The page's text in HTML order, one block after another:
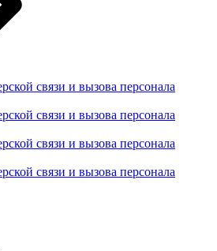
связи и вызова персонала
связи и вызова персонала
связи и вызова персонала
связи и вызова персонала